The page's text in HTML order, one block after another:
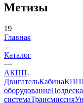
Метизы
19
Главная
—
Каталог
—
АКПП
ДвигательКабинаКПП
оборудованиеПодвеска
системаТрансмиссия